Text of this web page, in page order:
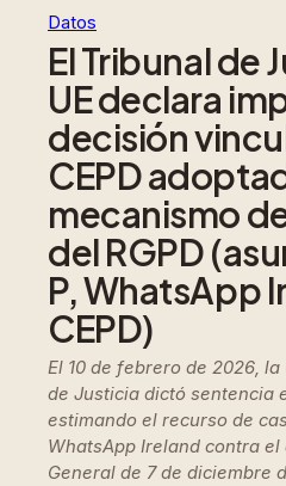
Datos
El Tribunal de
UE declara
decisión
CEPD
mecanismo
del RGPD
P, WhatsApp
CEPD)
El 10 de febrero de 2026,
de Justicia dictó sentencia
estimando el recurso de
WhatsApp Ireland contra
General de 7 de diciembre